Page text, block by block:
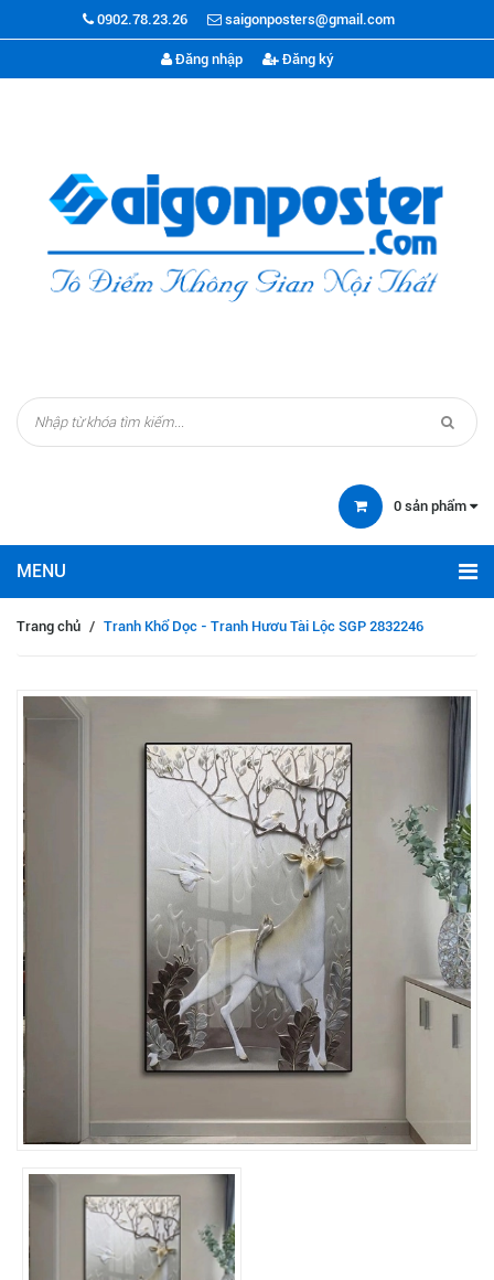
0902.78.23.26 saigonposters@gmail.com
Đăng nhập Đăng ký
0 sản phẩm
Trang chủ / Tranh Khổ Dọc - Tranh Hươu Tài Lộc SGP 2832246